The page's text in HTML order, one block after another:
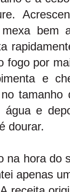
bem
fogo por
e
tamanho
e
dourar.
na hora do
apenas